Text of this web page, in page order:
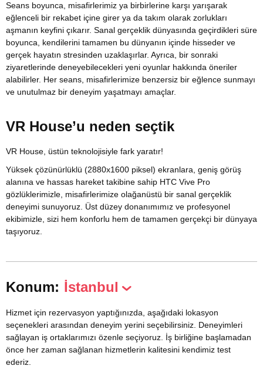
Seans boyunca, misafirlerimiz ya birbirlerine karşı yarışarak
eğlenceli bir rekabet içine girer ya da takım olarak zorlukları
aşmanın keyfini çıkarır. Sanal gerçeklik dünyasında geçirdikleri süre
boyunca, kendilerini tamamen bu dünyanın içinde hisseder ve
gerçek hayatın stresinden uzaklaşırlar. Ayrıca, bir sonraki
ziyaretlerinde deneyebilecekleri yeni oyunlar hakkında öneriler
alabilirler. Her seans, misafirlerimize benzersiz bir eğlence sunmayı
ve unutulmaz bir deneyim yaşatmayı amaçlar.
VR House’u neden seçtik
VR House, üstün teknolojisiyle fark yaratır!
Yüksek çözünürlüklü (2880x1600 piksel) ekranlara, geniş görüş
alanına ve hassas hareket takibine sahip HTC Vive Pro
gözlüklerimizle, misafirlerimize olağanüstü bir sanal gerçeklik
deneyimi sunuyoruz. Üst düzey donanımımız ve profesyonel
ekibimizle, sizi hem konforlu hem de tamamen gerçekçi bir dünyaya
taşıyoruz.
Konum: İstanbul
Hizmet için rezervasyon yaptığınızda, aşağıdaki lokasyon
seçenekleri arasından deneyim yerini seçebilirsiniz. Deneyimleri
sağlayan iş ortaklarımızı özenle seçiyoruz. İş birliğine başlamadan
önce her zaman sağlanan hizmetlerin kalitesini kendimiz test
ederiz.